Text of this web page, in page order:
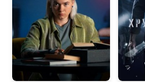
7.2 7.8 8.3